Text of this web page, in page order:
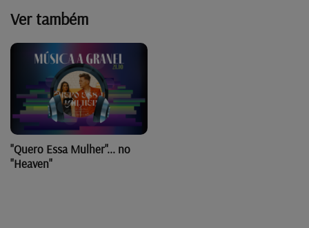
Ver também
"Quero Essa Mulher"... no
"Heaven"